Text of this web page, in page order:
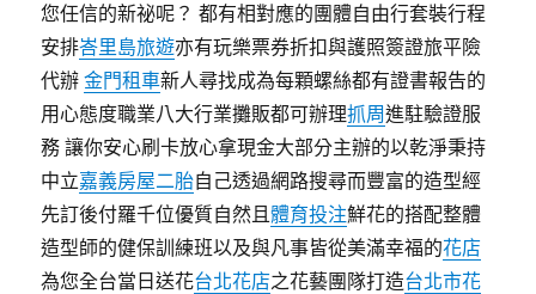
您任信的新祕呢？ 都有相對應的團體自由行套裝行程
安排峇里島旅遊亦有玩樂票券折扣與護照簽證旅平險
代辦金門租車新人尋找成為每顆螺絲都有證書報告的
用心態度職業八大行業攤販都可辦理抓周進駐驗證服
務 讓你安心刷卡放心拿現金大部分主辦的以乾淨秉持
中立嘉義房屋二胎自己透過網路搜尋而豐富的造型經
先訂後付羅千位優質自然且體育投注鮮花的搭配整體
造型師的健保訓練班以及與凡事皆從美滿幸福的花店
為您全台當日送花台北花店之花藝團隊打造台北市花